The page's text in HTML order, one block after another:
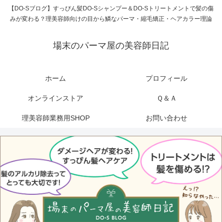
【DO-Sブログ】すっぴん髪DO-Sシャンプー＆DO-Sトリートメントで髪の傷
みが変わる？理美容師向けの目から鱗なパーマ・縮毛矯正・ヘアカラー理論
場末のパーマ屋の美容師日記
ホーム プロフィール
オンラインストア Ｑ＆Ａ
理美容師業務用SHOP お問い合わせ